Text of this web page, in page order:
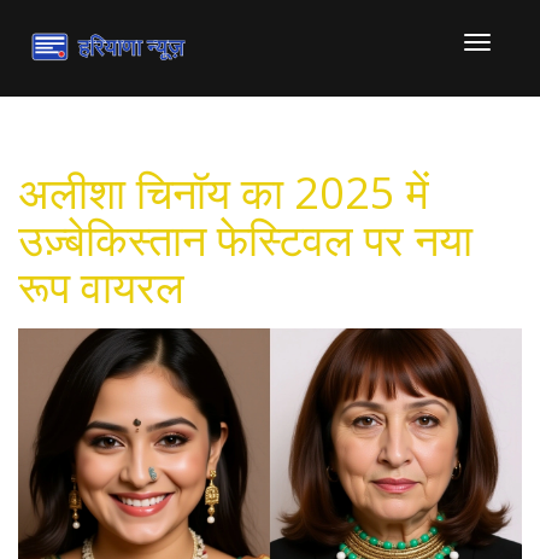
टॉगल
संचालित
अलीशा चिनॉय का 2025 में
उज़्बेकिस्तान फेस्टिवल पर नया
रूप वायरल